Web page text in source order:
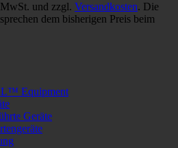
und zzgl. Versandkosten. Die
dem bisherigen Preis beim
Equipment
Geräte